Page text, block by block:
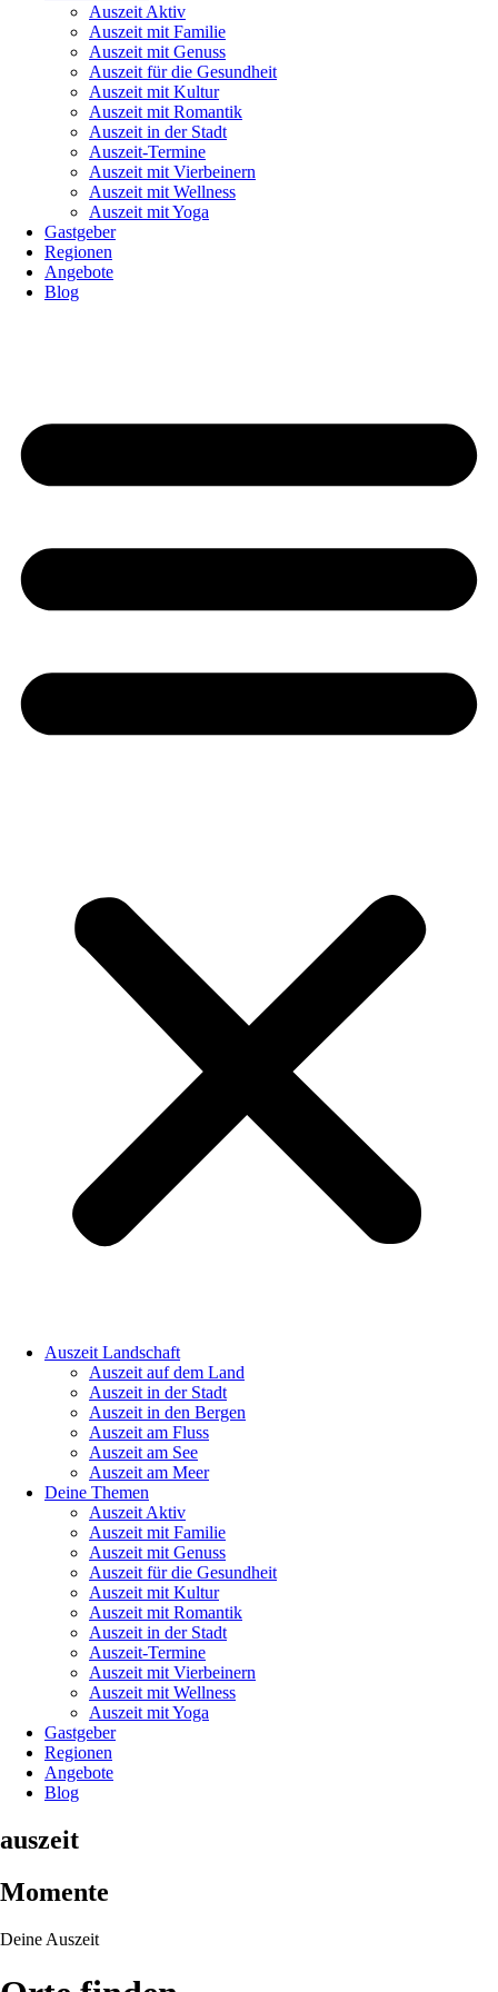
Auszeit Aktiv
Auszeit mit Familie
Auszeit mit Genuss
Auszeit für die Gesundheit
Auszeit mit Kultur
Auszeit mit Romantik
Auszeit in der Stadt
Auszeit-Termine
Auszeit mit Vierbeinern
Auszeit mit Wellness
Auszeit mit Yoga
Gastgeber
Regionen
Angebote
Blog
Auszeit Landschaft
Auszeit auf dem Land
Auszeit in der Stadt
Auszeit in den Bergen
Auszeit am Fluss
Auszeit am See
Auszeit am Meer
Deine Themen
Auszeit Aktiv
Auszeit mit Familie
Auszeit mit Genuss
Auszeit für die Gesundheit
Auszeit mit Kultur
Auszeit mit Romantik
Auszeit in der Stadt
Auszeit-Termine
Auszeit mit Vierbeinern
Auszeit mit Wellness
Auszeit mit Yoga
Gastgeber
Regionen
Angebote
Blog
auszeit
Momente
Deine Auszeit